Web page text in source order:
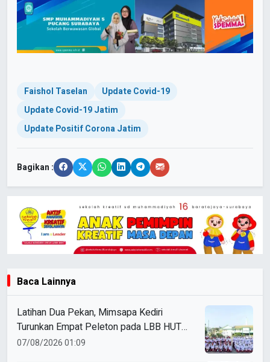
Faishol Taselan
Update Covid-19
Update Covid-19 Jatim
Update Positif Corona Jatim
Bagikan :
Baca Lainnya
Latihan Dua Pekan, Mimsapa Kediri
Turunkan Empat Peleton pada LBB HUT
Ke-81 RI Kecamatan Pare
07/08/2026 01:09